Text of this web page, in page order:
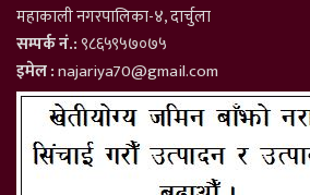
महाकाली नगरपालिका-४, दार्चुला
सम्पर्क नं.:९८६५९५७०७५
इमेल :najariya70@gmail.com